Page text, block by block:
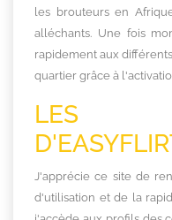
les brouteurs en
alléchants. Une fois
rapidement aux
quartier grâce à
LES
J'apprécie ce site de
d'utilisation et de la